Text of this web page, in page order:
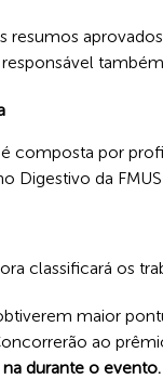
resumos
composta por
Digestivo da
classificará os
maior
ao
durante o evento.